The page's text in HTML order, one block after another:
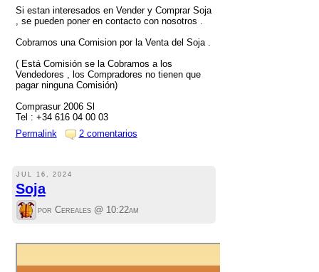
Si estan interesados en Vender y Comprar Soja
, se pueden poner en contacto con nosotros .
Cobramos una Comision por la Venta del Soja .
( Está Comisión se la Cobramos a los
Vendedores , los Compradores no tienen que
pagar ninguna Comisión)
Comprasur 2006 Sl
Tel : +34 616 04 00 03
Permalink
2 comentarios
JUL 16, 2024
Soja
por Cereales @ 10:22am